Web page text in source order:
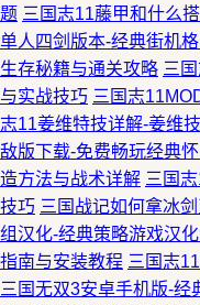
题 三国志11藤甲和什么
单人四剑版本-经典街机
生存秘籍与通关攻略 三
与实战技巧 三国志
志11姜维特技详解-姜维
敌版下载-免费畅玩经典
造方法与战术详解 三国
技巧 三国战记如何拿冰
组汉化-经典策略游戏汉
指南与安装教程 三国志
三国无双3安卓手机版-经